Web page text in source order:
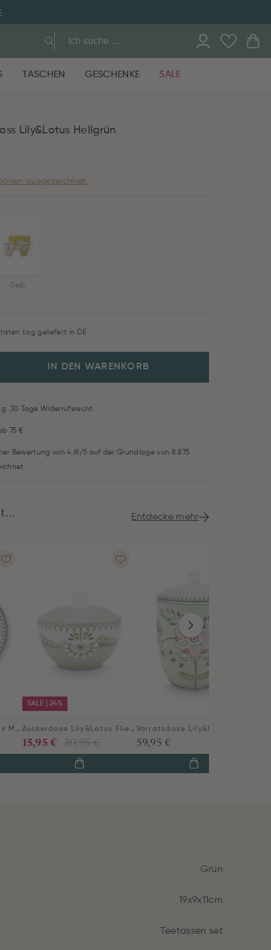
TASCHEN GESCHENKE SALE
Lily&Lotus Hellgrün
ausgezeichnet.
Gelb
tag geliefert in DE
IN DEN WARENKORB
30 Tage Widerrufsrecht
75 €
Bewertung von 4.61/5 auf der Grundlage von 8.875
Entdecke mehr
Gebäckteller Lily&Lotus Moon Delight Hellgrün 17cm
SALE | 24%
Zuckerdose Lily&Lotus Fliesen Hellgrün
20,95 €
15,95 € 59,95 €
Grün
19x9x11cm
Teetassen set